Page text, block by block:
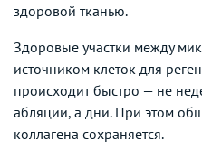
здоровой тканью.
Здоровые участки между
источником клеток для
происходит быстро — не
абляции, а дни. При этом
коллагена сохраняется.